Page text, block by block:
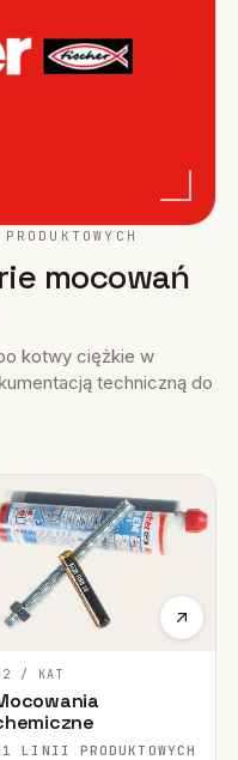
mocowań
kotwy ciężkie w
techniczną do
/ KAT
LINII PRODUKTOWYCH